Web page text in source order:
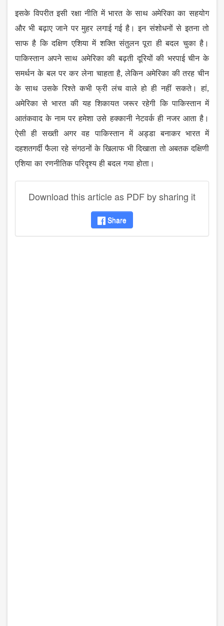
इसके विपरीत इसी रक्षा नीति में भारत के साथ अमेरिका का सहयोग
और भी बढ़ाए जाने पर मुहर लगाई गई है। इन संशोधनों से इतना तो
साफ है कि दक्षिण एशिया में शक्ति संतुलन पूरा ही बदल चुका है।
पाकिस्तान अपने साथ अमेरिका की बढ़ती दूरियों की भरपाई चीन के
समर्थन के बल पर कर लेना चाहता है,लेकिन अमेरिका की तरह चीन
के साथ उसके रिश्ते कभी फ्री लंच वाले हो ही नहीं सकते। हां,
अमेरिका से भारत की यह शिकायत जरूर रहेगी कि पाकिस्तान में
आतंकवाद के नाम पर हमेशा उसे हक्कानी नेटवर्क ही नजर आता है।
ऐसी ही सख्ती अगर वह पाकिस्तान में अड्डा बनाकर भारत में
दहशतगर्दी फैला रहे संगठनों के खिलाफ भी दिखाता तो अबतक दक्षिणी
एशिया का रणनीतिक परिदृश्य ही बदल गया होता।
Download this article as PDF by sharing it
Share